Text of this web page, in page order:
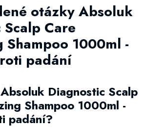
otázky Absoluk
Care
Shampoo 1000ml -
padání
Diagnostic Scalp
Shampoo 1000ml -
padání?